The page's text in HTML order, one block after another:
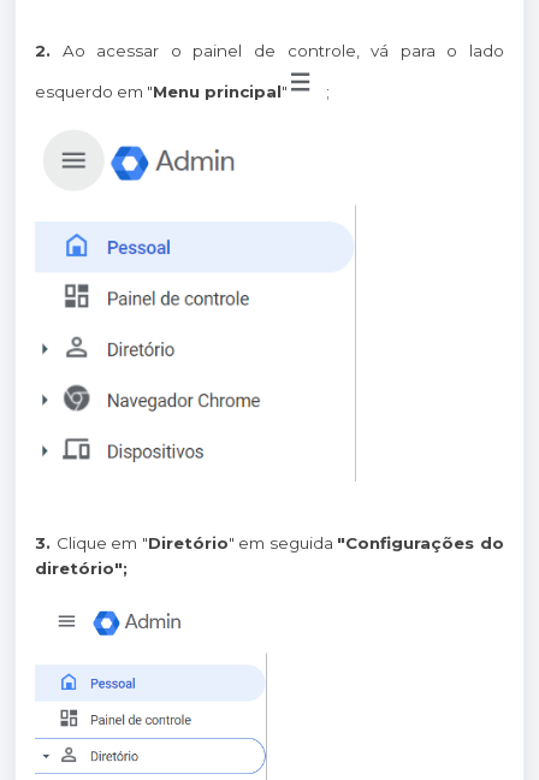
2. Ao acessar o painel de controle, vá para o lado
esquerdo em "Menu principal" ;
3. Clique em "Diretório" em seguida "Configurações do
diretório";